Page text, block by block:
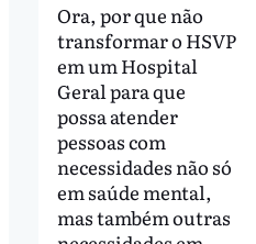
Ora, por que não
transformar o HSVP
em um Hospital
Geral para que
possa atender
pessoas com
necessidades não só
em saúde mental,
mas também outras